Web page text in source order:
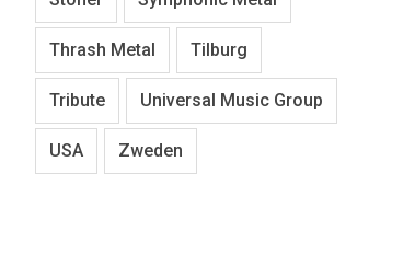
Thrash Metal Tilburg
Tribute Universal Music Group
USA Zweden